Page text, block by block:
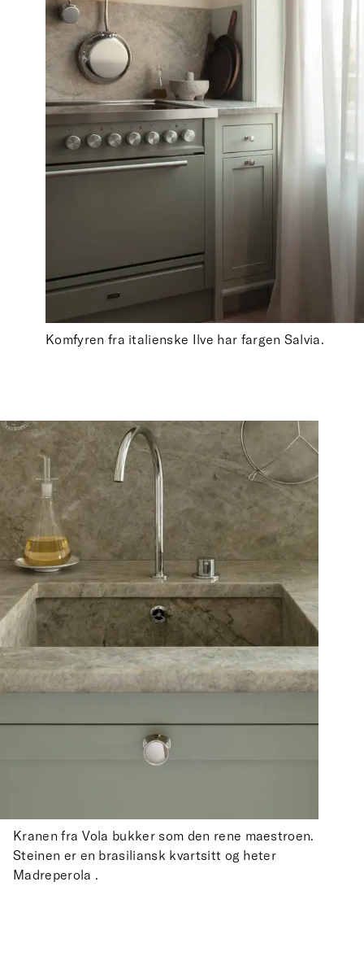
Komfyren fra italienske Ilve har fargen Salvia.
Kranen fra Vola bukker som den rene maestroen.
Steinen er en brasiliansk kvartsitt og heter
Madreperola .